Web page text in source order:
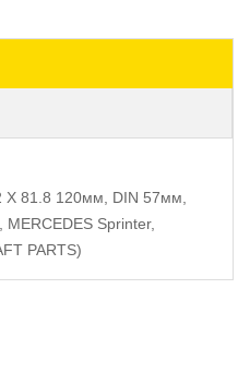
X 81.8 120мм, DIN 57мм,
Sprinter,
PARTS)